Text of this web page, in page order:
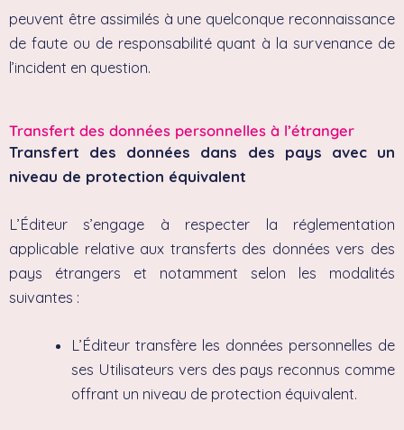
peuvent être assimilés à une quelconque reconnaissance
de faute ou de responsabilité quant à la survenance de
l’incident en question.
Transfert des données personnelles à l’étranger
Transfert des données dans des pays avec un
niveau de protection équivalent
L’Éditeur s’engage à respecter la réglementation
applicable relative aux transferts des données vers des
pays étrangers et notamment selon les modalités
suivantes :
L’Éditeur transfère les données personnelles de
ses Utilisateurs vers des pays reconnus comme
offrant un niveau de protection équivalent.